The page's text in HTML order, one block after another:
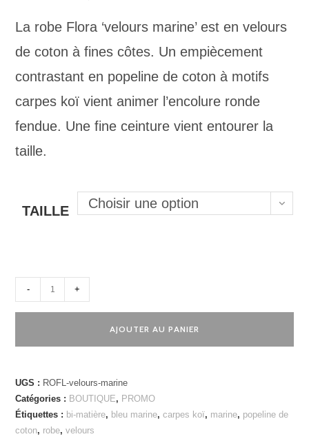
99,00 €. 45,00 €.
La robe Flora ‘velours marine’ est en velours
de coton à fines côtes. Un empiècement
contrastant en popeline de coton à motifs
carpes koï vient animer l’encolure ronde
fendue. Une fine ceinture vient entourer la
taille.
TAILLE Choisir une option
de
- +
AJOUTER AU PANIER
UGS : ROFL-velours-marine
Catégories : BOUTIQUE, PROMO
Étiquettes : bi-matière, bleu marine,carpes koï, marine, popeline de
coton, robe,velours